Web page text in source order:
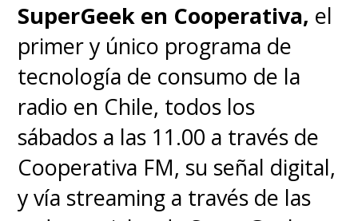
SuperGeek en Cooperativa, el
primer y único programa de
tecnología de consumo de la
radio en Chile, todos los
sábados a las 11.00 a través de
Cooperativa FM, su señal digital,
y vía streaming a través de las